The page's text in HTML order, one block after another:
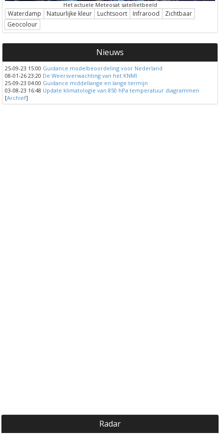
Het actuele Meteosat satellietbeeld
Waterdamp Natuurlijke kleur Luchtsoort Infrarood
Zichtbaar
Geocolour
Nieuws
25-09-23 15:00 Guidance modelbeoordeling voor Nederland
08-01-26 23:20 De Weersverwachting van het KNMI
25-09-23 04:00 Guidance middellange en lange termijn
03-08-23 16:48 Update klimatologie van 850 hPa temperatuur diagrammen
[Archief]
Radar